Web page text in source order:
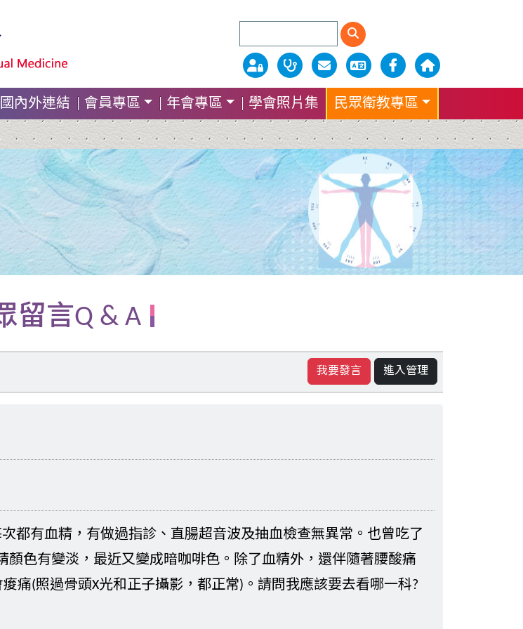
國內外連結 會員專區 年會專區 學會照片集 民眾衛教專區
留言Q & A
我要發言 進入管理
都有血精，有做過指診、直腸超音波及抽血檢查無異常。也曾吃了
顏色有變淡，最近又變成暗咖啡色。除了血精外，還伴隨著腰酸痛
痛(照過骨頭X光和正子攝影，都正常)。請問我應該要去看哪一科?